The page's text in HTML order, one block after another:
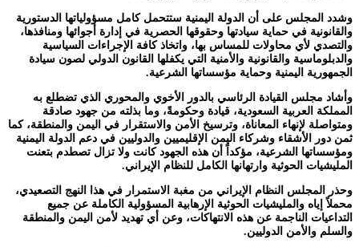
وشدد المجلس على أن الدولة اليمنية ستتحمل كامل مسؤولياتها الدستورية
والقانونية في حماية سيادتها وحقوقها الحصرية في إدارة أجوائها ومنافذها،
والتصدي لأي محاولات للمساس بها، واتخاذ كافة الإجراءات السياسية
والدبلوماسية والقانونية والأمنية التي يكفلها القانون الدولي لصون سيادة
الجمهورية اليمنية وحماية مؤسساتها الشرعية.
وأشاد مجلس القيادة الرئاسي بالدور الأخوي والمحوري الذي تضطلع به
المملكة العربية السعودية، قيادة وحكومةً، وما بذلته من جهود صادقة
ومتواصلة لإنهاء المعاناة، وترسيخ الأمن والاستقرار في اليمن والمنطقة، كما
ثمن دور الأشقاء وشركاء اليمن الإقليميين والدوليين في دعم الدولة اليمنية
ومؤسساتها الشرعية، مؤكداً أن هذه الجهود كانت ولا تزال تصطدم بتعنت
المليشيات الحوثية وارتهانها الكامل للنظام الإيراني.
وحذر المجلس النظام الإيراني من مغبة الاستمرار في هذا النهج التصعيدي،
محملاً إياه والمليشيات الحوثية الإرهابية المسؤولية الكاملة عن جميع
التداعيات الناجمة عن هذه الانتهاكات، وعن أي تهديد لأمن اليمن والمنطقة
والسلم والأمن الدوليين.